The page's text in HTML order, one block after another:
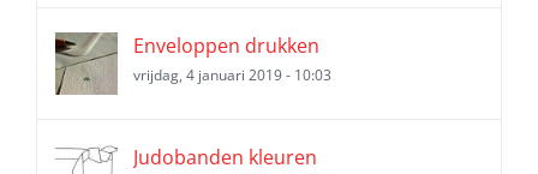
Enveloppen drukken
vrijdag, 4 januari 2019 - 10:03
Judobanden kleuren